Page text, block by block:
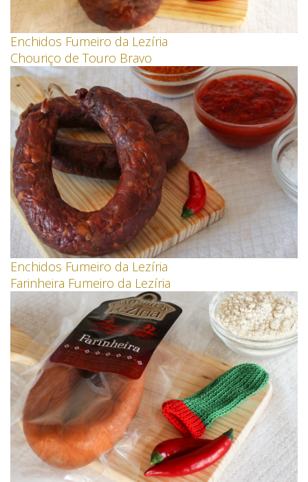
Enchidos Fumeiro da Lezíria
Chouriço de Touro Bravo
Enchidos Fumeiro da Lezíria
Farinheira Fumeiro da Lezíria